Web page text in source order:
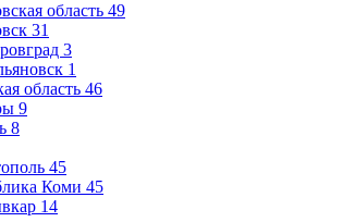
область 49
31
3
1
область 46
9
8
45
Коми 45
14